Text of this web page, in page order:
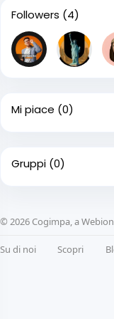
Followers (4)
Mi piace (0)
Gruppi (0)
© 2026 Cogimpa, a
Su di noi Scopri